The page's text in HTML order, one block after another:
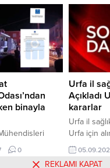
binayla
çöken
0
Urfa il
Açıkladı
kararlar
Urfa il
Urfa için
REKLAMI KAPAT